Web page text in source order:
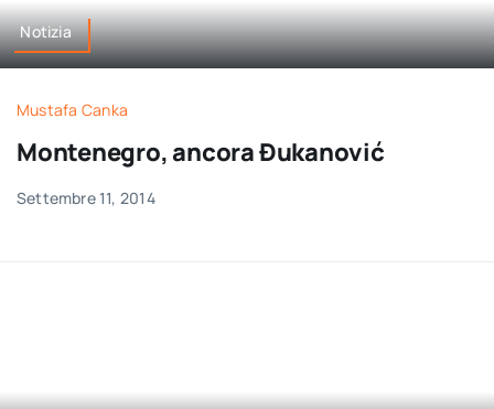
Notizia
Mustafa Canka
Montenegro, ancora Đukanović
Settembre 11, 2014